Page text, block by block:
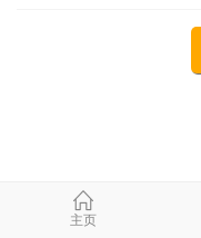
主页